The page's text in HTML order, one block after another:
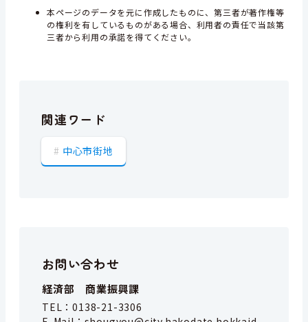
本ページのデータを元に作成したものに、第三者が著作権等
の権利を有しているものがある場合、利用者の責任で当該第
三者から利用の承諾を得てください。
関連ワード
中心市街地
お問い合わせ
経済部 商業振興課
TEL：0138-21-3306